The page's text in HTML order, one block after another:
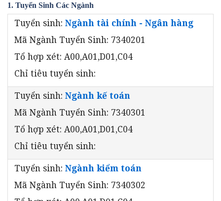
1. Tuyển Sinh Các Ngành
Tuyển sinh: Ngành tài chính - Ngân hàng
Mã Ngành Tuyển Sinh: 7340201
Tổ hợp xét: A00,A01,D01,C04
Chỉ tiêu tuyển sinh:
Tuyển sinh: Ngành kế toán
Mã Ngành Tuyển Sinh: 7340301
Tổ hợp xét: A00,A01,D01,C04
Chỉ tiêu tuyển sinh:
Tuyển sinh: Ngành kiểm toán
Mã Ngành Tuyển Sinh: 7340302